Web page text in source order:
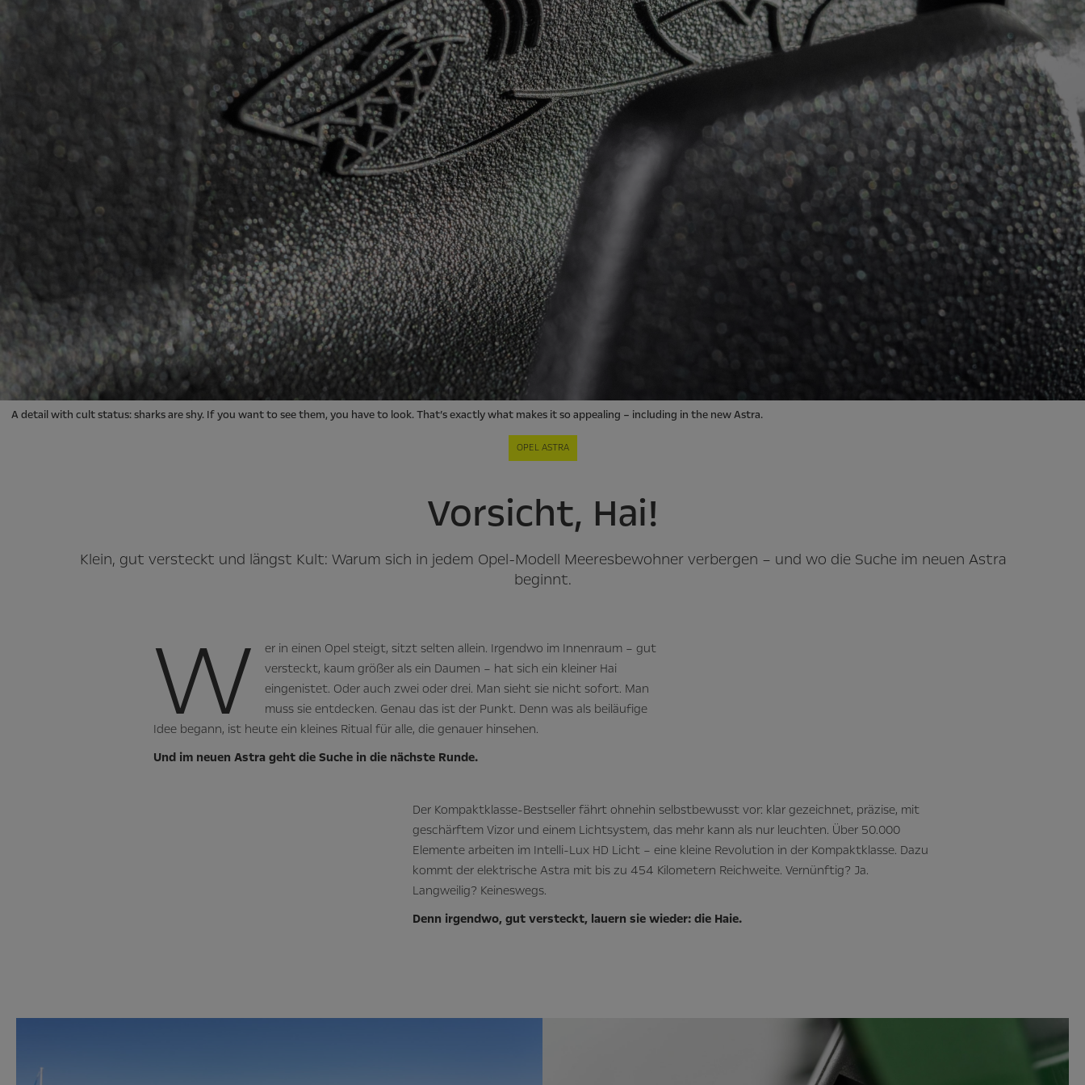
A detail with cult status: sharks are shy. If you want to see them, you have to look. That’s exactly what makes it so appealing – including in the new Astra.
OPEL ASTRA
Vorsicht, Hai!
Klein, gut versteckt und längst Kult: Warum sich in jedem Opel-Modell Meeresbewohner verbergen – und wo die Suche im neuen Astra
beginnt.
W
er in einen Opel steigt, sitzt selten allein. Irgendwo im Innenraum – gut
versteckt, kaum größer als ein Daumen – hat sich ein kleiner Hai
eingenistet. Oder auch zwei oder drei. Man sieht sie nicht sofort. Man
muss sie entdecken. Genau das ist der Punkt. Denn was als beiläufige
Idee begann, ist heute ein kleines Ritual für alle, die genauer hinsehen.
Und im neuen Astra geht die Suche in die nächste Runde.
Der Kompaktklasse-Bestseller fährt ohnehin selbstbewusst vor: klar gezeichnet, präzise, mit
geschärftem Vizor und einem Lichtsystem, das mehr kann als nur leuchten. Über 50.000
Elemente arbeiten im Intelli-Lux HD Licht – eine kleine Revolution in der Kompaktklasse. Dazu
kommt der elektrische Astra mit bis zu 454 Kilometern Reichweite. Vernünftig? Ja.
Langweilig? Keineswegs.
Denn irgendwo, gut versteckt, lauern sie wieder: die Haie.